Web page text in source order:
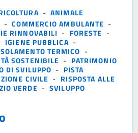
-ANIMALE
-COMMERCIO AMBULANTE -
RINNOVABILI - FORESTE -
IGIENE PUBBLICA -
TERMICO -
SOSTENIBILE - PATRIMONIO
DI SVILUPPO - PISTA
CIVILE - RISPOSTA ALLE
VERDE -SVILUPPO